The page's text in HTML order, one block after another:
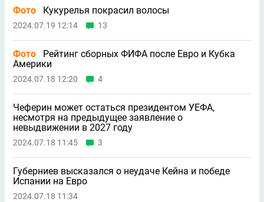
Фото Кукурелья покрасил волосы
2024.07.19 12:14 13
Фото
Рейтинг сборных ФИФА после Евро и Кубка
Америки
2024.07.18 12:20 4
Чеферин может остаться президентом УЕФА,
несмотря на предыдущее заявление о
невыдвижении в 2027 году
2024.07.18 11:45 3
Губерниев высказался о неудаче Кейна и победе
Испании на Евро
2024.07.18 11:34